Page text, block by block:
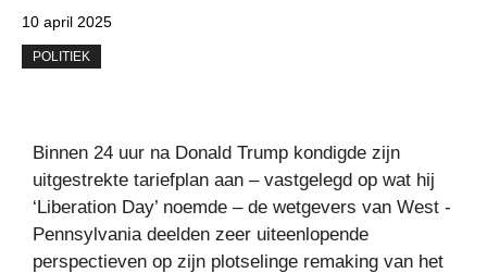
10 april 2025
POLITIEK
Binnen 24 uur na Donald Trump kondigde zijn
uitgestrekte tariefplan aan – vastgelegd op wat hij
‘Liberation Day’ noemde – de wetgevers van West -
Pennsylvania deelden zeer uiteenlopende
perspectieven op zijn plotselinge remaking van het